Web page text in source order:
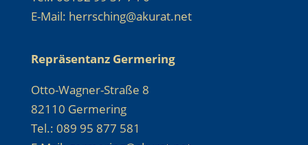
E-Mail: herrsching@akurat.net
Repräsentanz Germering
Otto-Wagner-Straße 8
82110 Germering
Tel.: 089 95 877 581